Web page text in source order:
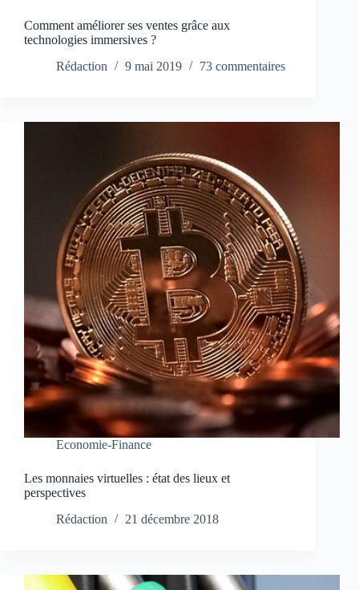
Comment améliorer ses ventes grâce aux
technologies immersives ?
Rédaction
9 mai 2019 73 commentaires
Economie-Finance
Les monnaies virtuelles : état des lieux et
perspectives
Rédaction
21 décembre 2018